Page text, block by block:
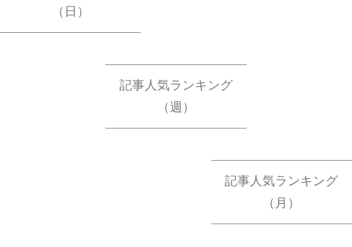
（日）
記事人気ランキング
（週）
記事人気ランキング
（月）